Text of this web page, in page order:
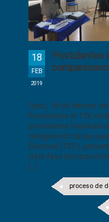
Postulantes
18
FEB
2019
Quito, 18 de febrero
Postulantes al TCE
postulantes
designación de las
Electoral (TCE),
de la fase de
[...]
proceso de